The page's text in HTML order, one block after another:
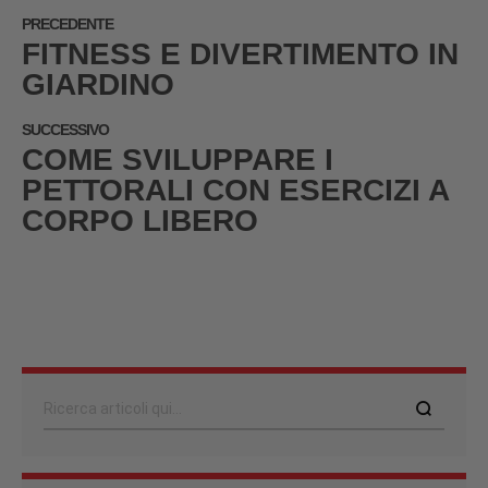
PRECEDENTE
FITNESS E DIVERTIMENTO IN
GIARDINO
SUCCESSIVO
COME SVILUPPARE I
PETTORALI CON ESERCIZI A
CORPO LIBERO